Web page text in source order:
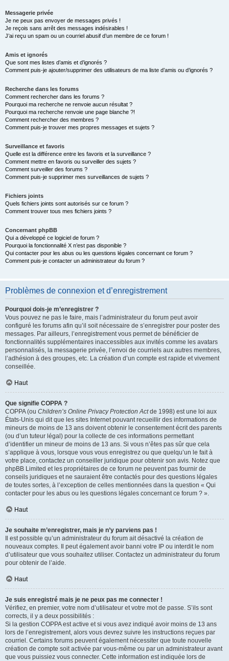
Messagerie privée
Je ne peux pas envoyer de messages privés !
Je reçois sans arrêt des messages indésirables !
J’ai reçu un spam ou un courriel abusif d’un membre de ce forum !
Amis et ignorés
Que sont mes listes d’amis et d’ignorés ?
Comment puis-je ajouter/supprimer des utilisateurs de ma liste d’amis ou d’ignorés ?
Recherche dans les forums
Comment rechercher dans les forums ?
Pourquoi ma recherche ne renvoie aucun résultat ?
Pourquoi ma recherche renvoie une page blanche ?!
Comment rechercher des membres ?
Comment puis-je trouver mes propres messages et sujets ?
Surveillance et favoris
Quelle est la différence entre les favoris et la surveillance ?
Comment mettre en favoris ou surveiller des sujets ?
Comment surveiller des forums ?
Comment puis-je supprimer mes surveillances de sujets ?
Fichiers joints
Quels fichiers joints sont autorisés sur ce forum ?
Comment trouver tous mes fichiers joints ?
Concernant phpBB
Qui a développé ce logiciel de forum ?
Pourquoi la fonctionnalité X n’est pas disponible ?
Qui contacter pour les abus ou les questions légales concernant ce forum ?
Comment puis-je contacter un administrateur du forum ?
Problèmes de connexion et d’enregistrement
Pourquoi dois-je m’enregistrer ?
Vous pouvez ne pas le faire, mais l’administrateur du forum peut avoir
configuré les forums afin qu’il soit nécessaire de s’enregistrer pour poster des
messages. Par ailleurs, l’enregistrement vous permet de bénéficier de
fonctionnalités supplémentaires inaccessibles aux invités comme les avatars
personnalisés, la messagerie privée, l’envoi de courriels aux autres membres,
l’adhésion à des groupes, etc. La création d’un compte est rapide et vivement
conseillée.
Haut
Que signifie COPPA ?
COPPA (ou Children’s Online Privacy Protection Actde 1998) est une loi aux
États-Unis qui dit que les sites Internet pouvant recueillir des informations de
mineurs de moins de 13 ans doivent obtenir le consentement écrit des parents
(ou d’un tuteur légal) pour la collecte de ces informations permettant
d’identifier un mineur de moins de 13 ans. Si vous n’êtes pas sûr que cela
s’applique à vous, lorsque vous vous enregistrez ou que quelqu’un le fait à
votre place, contactez un conseiller juridique pour obtenir son avis. Notez que
phpBB Limited et les propriétaires de ce forum ne peuvent pas fournir de
conseils juridiques et ne sauraient être contactés pour des questions légales
de toutes sortes, à l’exception de celles mentionnées dans la question « Qui
contacter pour les abus ou les questions légales concernant ce forum ? ».
Haut
Je souhaite m’enregistrer, mais je n’y parviens pas !
Il est possible qu’un administrateur du forum ait désactivé la création de
nouveaux comptes. Il peut également avoir banni votre IP ou interdit le nom
d’utilisateur que vous souhaitez utiliser. Contactez un administrateur du forum
pour obtenir de l’aide.
Haut
Je suis enregistré mais je ne peux pas me connecter !
Vérifiez, en premier, votre nom d’utilisateur et votre mot de passe. S’ils sont
corrects, il y a deux possibilités :
Si la gestion COPPA est active et si vous avez indiqué avoir moins de 13 ans
lors de l’enregistrement, alors vous devrez suivre les instructions reçues par
courriel. Certains forums peuvent également nécessiter que toute nouvelle
création de compte soit activée par vous-même ou par un administrateur avant
que vous puissiez vous connecter. Cette information est indiquée lors de